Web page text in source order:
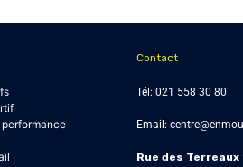
Contact
Tél: 021 558 30 80
Email:
Rue des Terreaux